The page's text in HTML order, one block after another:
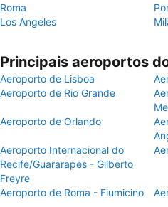
Roma
Los Angeles
Principais aeroportos
Aeroporto de Lisboa
Aeroporto de Rio Grande
Aeroporto de Orlando
Aeroporto Internacional do
Recife/Guararapes - Gilberto
Freyre
Aeroporto de Roma - Fiumicino